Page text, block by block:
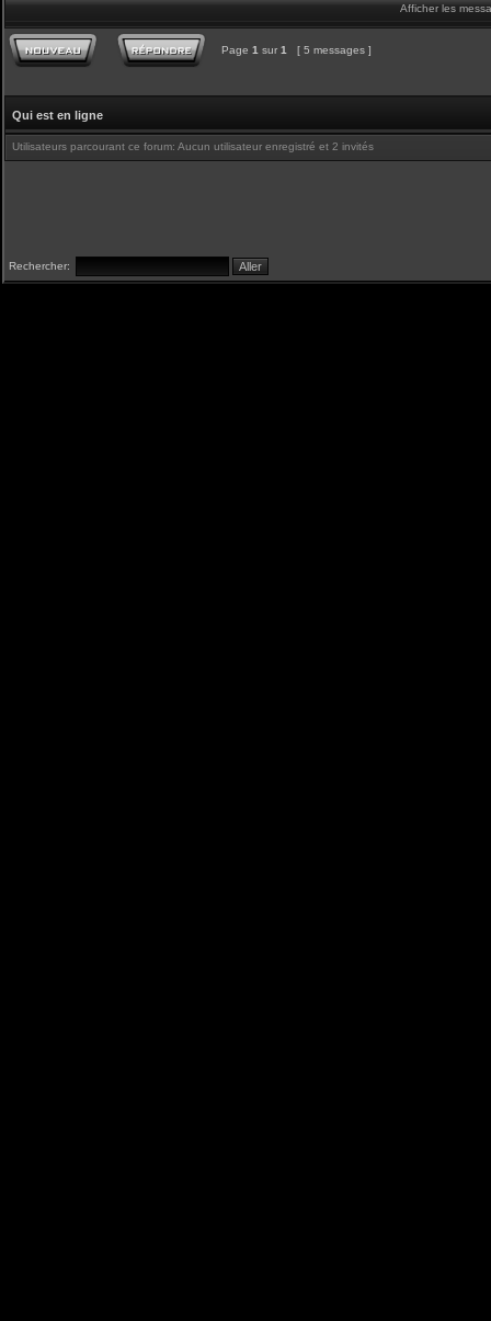
Afficher les
Page 1 sur 1 [ 5 messages ]
Qui est en ligne
Utilisateurs parcourant ce forum: Aucun utilisateur enregistré et 2 invités
Rechercher: